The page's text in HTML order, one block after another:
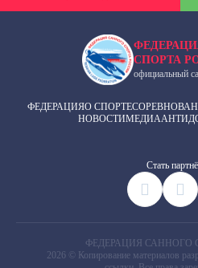
СПОРТА
официальный
ФЕДЕРАЦИЯО СПОРТЕ
НОВОСТИМЕДИА
Cтать
ФЕДЕРАЦИЯ САННОГО
2026 © Копирование материалов